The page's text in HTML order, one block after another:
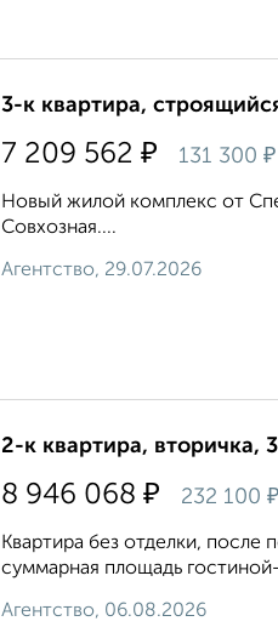
3-к квартира,
7 209 562 ₽ 131 300 ₽
Новый жилой комплекс от
Совхозная....
Агентство, 29.07.2026
2-к квартира, вторичка,
8 946 068 ₽ 232 100 ₽
Квартира без отделки,
суммарная площадь
Агентство, 06.08.2026